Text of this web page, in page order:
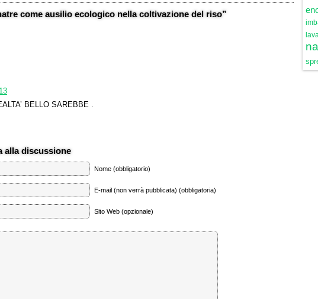
come ausilio ecologico nella coltivazione del riso”
BELLO SAREBBE .
alla discussione
Nome (obbligatorio)
E-mail (non verrà pubblicata) (obbligatoria)
Sito Web (opzionale)